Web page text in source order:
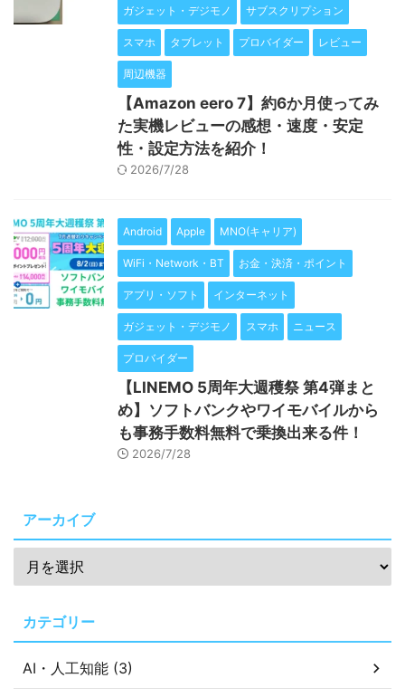
ガジェット・デジモノ サブスクリプション
スマホ タブレット プロバイダー レビュー
周辺機器
【Amazon eero 7】約6か月使ってみ
た実機レビューの感想・速度・安定
性・設定方法を紹介！
2026/7/28
Android Apple MNO(キャリア)
WiFi・Network・BT お金・決済・ポイント
アプリ・ソフト インターネット
ガジェット・デジモノ スマホ ニュース
プロバイダー
【LINEMO 5周年大週穫祭 第4弾まと
め】ソフトバンクやワイモバイルから
も事務手数料無料で乗換出来る件！
2026/7/28
アーカイブ
カテゴリー
AI・人工知能 (3)